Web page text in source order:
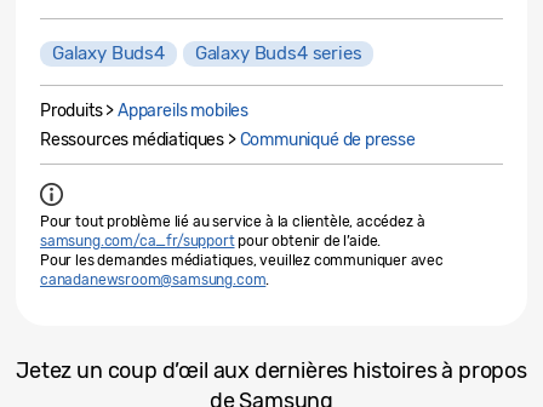
Galaxy Buds4 Galaxy Buds4 series
Produits >Appareils mobiles
Ressources médiatiques >Communiqué de presse
Pour tout problème lié au service à la clientèle, accédez à
samsung.com/ca_fr/supportpour obtenir de l’aide.
Pour les demandes médiatiques, veuillez communiquer avec
canadanewsroom@samsung.com.
Jetez un coup d’œil aux dernières histoires à propos
de Samsung